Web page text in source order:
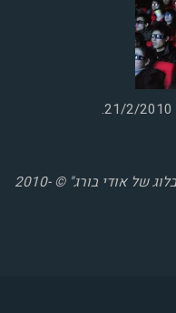
כל הזכויות שמורות "מבקר המדינה - הבלוג של אודי בורג" © 2010-